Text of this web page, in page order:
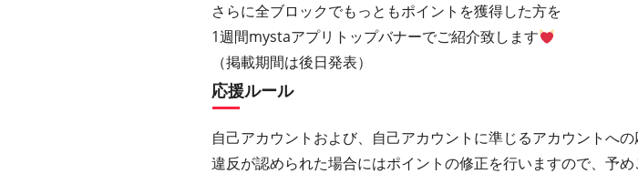
さらに全ブロックでもっともポイントを獲得した方を
1週間mystaアプリトップバナーでご紹介致します
（掲載期間は後日発表）
応援ルール
自己アカウントおよび、自己アカウントに準じるアカウントへ
違反が認められた場合にはポイントの修正を行いますので、予め